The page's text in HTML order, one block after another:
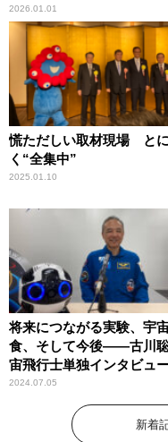
2026.01.01
慌ただしい取材現場 と
く“全集中”
2025.01.10
将来につながる実験、宇
食、そして今後――古川
宙飛行士単独インタビュ
2024.07.05
新着